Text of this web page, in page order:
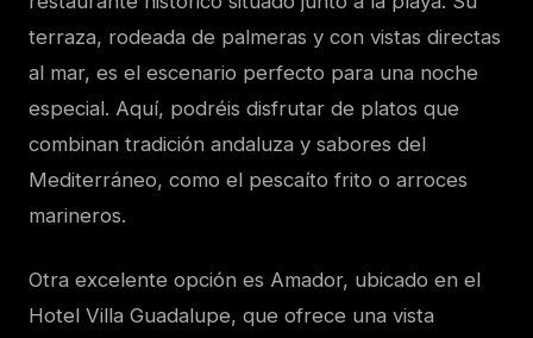
terraza, rodeada de palmeras y con vistas directas
al mar, es el escenario perfecto para una noche
especial. Aquí, podréis disfrutar de platos que
combinan tradición andaluza y sabores del
Mediterráneo, como el pescaíto frito o arroces
marineros.
Otra excelente opción es Amador, ubicado en el
Hotel Villa Guadalupe, que ofrece una vista